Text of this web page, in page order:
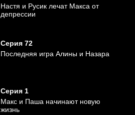
Настя и Русик лечат Макса от
депрессии
Серия 72
Последняя игра Алины и Назара
Серия 1
Макс и Паша начинают новую
жизнь